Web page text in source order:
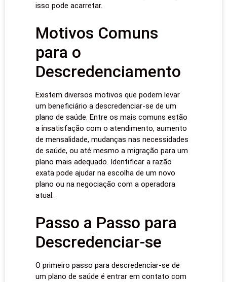
isso pode acarretar.
Motivos Comuns
para o
Descredenciamento
Existem diversos motivos que podem levar
um beneficiário a descredenciar-se de um
plano de saúde. Entre os mais comuns estão
a insatisfação com o atendimento, aumento
de mensalidade, mudanças nas necessidades
de saúde, ou até mesmo a migração para um
plano mais adequado. Identificar a razão
exata pode ajudar na escolha de um novo
plano ou na negociação com a operadora
atual.
Passo a Passo para
Descredenciar-se
O primeiro passo para descredenciar-se de
um plano de saúde é entrar em contato com